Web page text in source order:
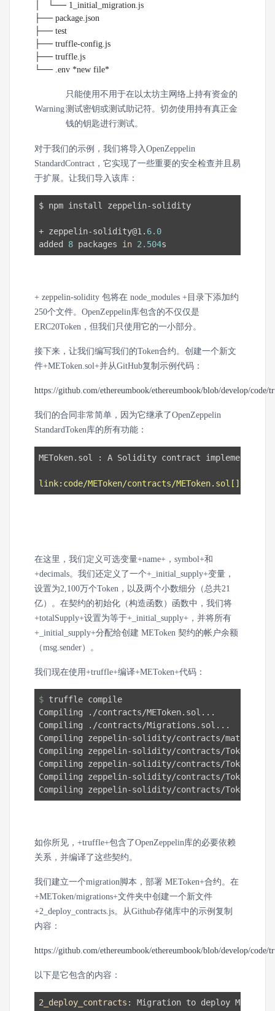
│   └── 1_initial_migration.js
├── package.json
├── test
├── truffle-config.js
├── truffle.js
└── .env *new file*
Warning
只能使用不用于在以太坊主网络上持有资金的
测试密钥或测试助记符。切勿使用持有真正金
钱的钥匙进行测试。
对于我们的示例，我们将导入OpenZeppelin
StandardContract，它实现了一些重要的安全检查并且易
于扩展。让我们导入该库：
$ npm install zeppelin-solidity
+ zeppelin-solidity@1. 6.0
added 8 packages in 2.504s
+ zeppelin-solidity 包将在 node_modules +目录下添加约
250个文件。OpenZeppelin库包含的不仅仅是
ERC20Token，但我们只使用它的一小部分。
接下来，让我们编写我们的Token合约。创建一个新文
件+METoken.sol+并从GitHub复制示例代码：
https://github.com/ethereumbook/ethereumbook/blob/develop/
我们的合同非常简单，因为它继承了OpenZeppelin
StandardToken库的所有功能：
METoken.sol : A Solidity contract implementing an
link:code/METoken/contracts/METoken.sol[]
在这里，我们定义可选变量+name+，symbol+和
+decimals。我们还定义了一个+_initial_supply+变量，
设置为2,100万个Token，以及两个小数细分（总共21
亿）。在契约的初始化（构造函数）函数中，我们将
+totalSupply+设置为等于+_initial_supply+，并将所有
+_initial_supply+分配给创建 METoken 契约的帐户余额
（msg.sender）。
我们现在使用+truffle+编译+METoken+代码：
$ truffle compile
Compiling ./contracts/METoken.sol...
Compiling ./contracts/Migrations.sol...
Compiling zeppelin-solidity/contracts/math/
Compiling zeppelin-solidity/contracts/Token/
Compiling zeppelin-solidity/contracts/Token/
Compiling zeppelin-solidity/contracts/Token/
Compiling zeppelin-solidity/contracts/Token/
如你所见，+truffle+包含了OpenZeppelin库的必要依赖
关系，并编译了这些契约。
我们建立一个migration脚本，部署 METoken+合约。在
+METoken/migrations+文件夹中创建一个新文件
+2_deploy_contracts.js。从Github存储库中的示例复制
内容：
https://github.com/ethereumbook/ethereumbook/blob/develop/
以下是它包含的内容：
2_deploy_contracts : Migration to deploy METoken